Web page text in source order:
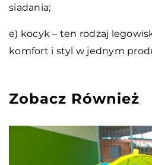
siadania;
e) kocyk – ten rodzaj
komfort i styl w jednym
Zobacz Również